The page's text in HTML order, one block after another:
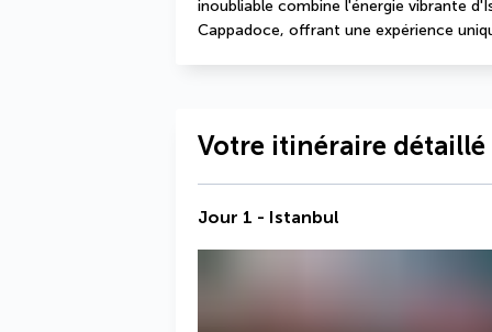
inoubliable combine l'énergie vibrante
Cappadoce, offrant une expérience
Votre itinéraire détaillé
Jour 1 - Istanbul